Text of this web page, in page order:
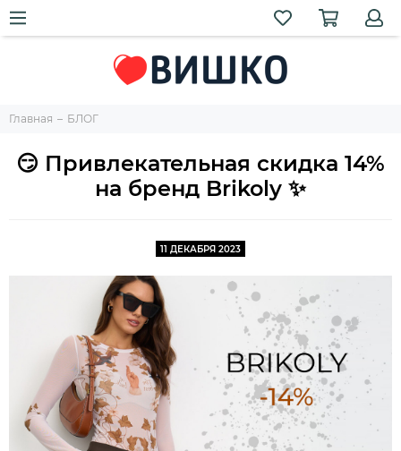
Главная БЛОГ
😏 Привлекательная скидка 14%
на бренд Brikoly ✨
11 ДЕКАБРЯ 2023